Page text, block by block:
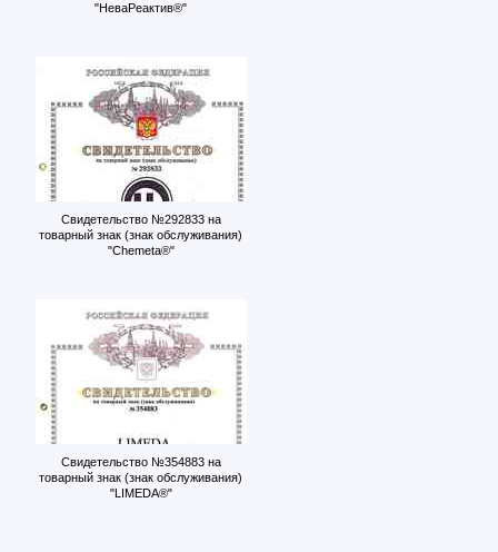
"НеваРеактив®"
Свидетельство №292833 на
товарный знак (знак обслуживания)
"Chemeta®"
Свидетельство №354883 на
товарный знак (знак обслуживания)
"LIMEDA®"